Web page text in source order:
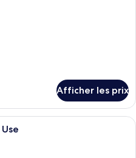
Afficher les prix
Une chambre d’hôtel avec un lit, un